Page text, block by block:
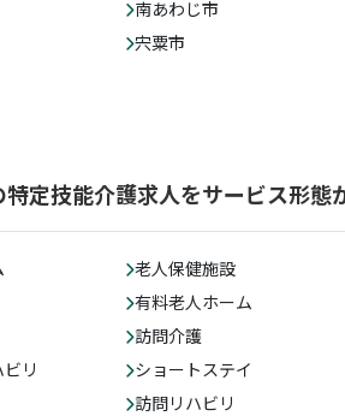
南あわじ市
宍粟市
定技能介護求人をサービス形態
老人保健施設
有料老人ホーム
訪問介護
リ
ショートステイ
訪問リハビリ